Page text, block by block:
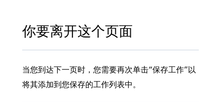
你要离开这个页面
当您到达下一页时，您需要再次单击“保存工作”以
将其添加到您保存的工作列表中。